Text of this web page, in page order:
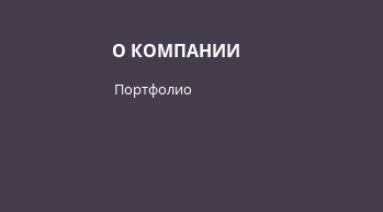
О КОМПАНИИ
Портфолио